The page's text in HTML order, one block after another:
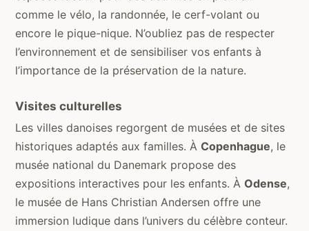
comme le vélo, la randonnée, le cerf-volant ou
encore le pique-nique. N’oubliez pas de respecter
l’environnement et de sensibiliser vos enfants à
l’importance de la préservation de la nature.
Visites culturelles
Les villes danoises regorgent de musées et de sites
historiques adaptés aux familles. À Copenhague, le
musée national du Danemark propose des
expositions interactives pour les enfants. À Odense,
le musée de Hans Christian Andersen offre une
immersion ludique dans l’univers du célèbre conteur.